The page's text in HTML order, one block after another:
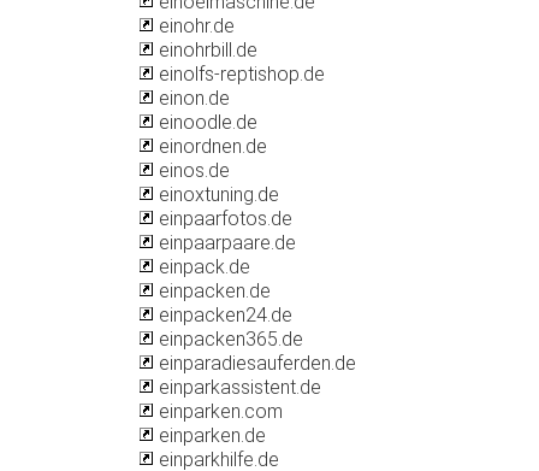
einohr.de
einohrbill.de
einolfs-reptishop.de
einon.de
einoodle.de
einordnen.de
einos.de
einoxtuning.de
einpaarfotos.de
einpaarpaare.de
einpack.de
einpacken.de
einpacken24.de
einpacken365.de
einparadiesauferden.de
einparkassistent.de
einparken.com
einparken.de
einparkhilfe.de